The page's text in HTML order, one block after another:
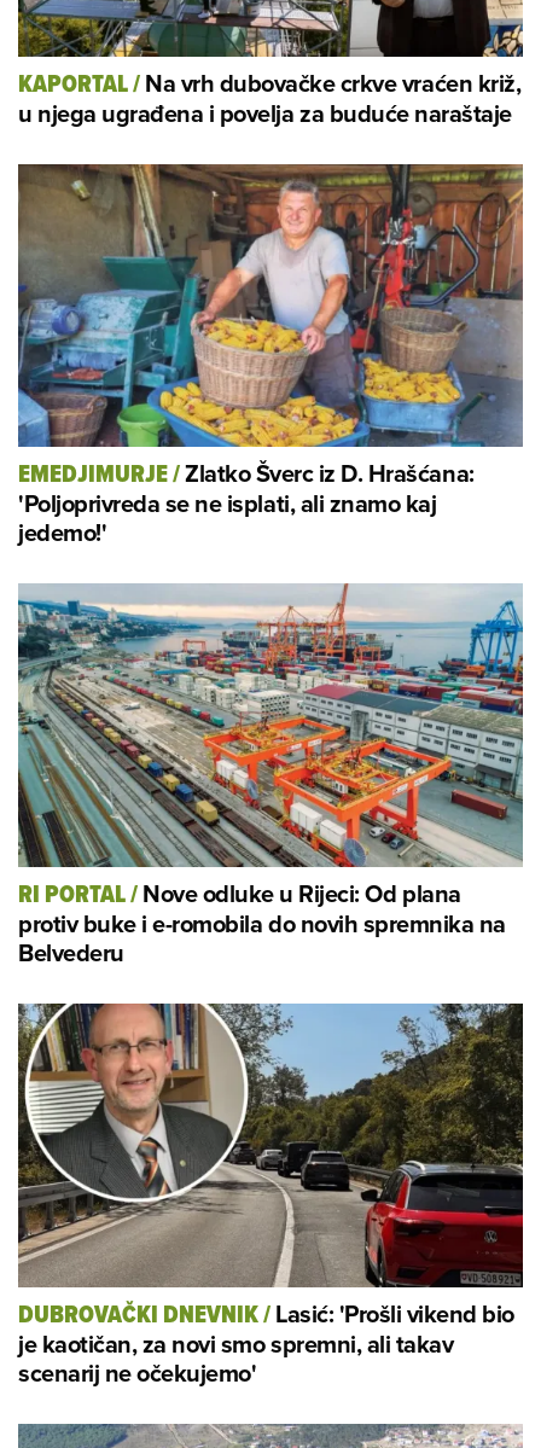
KAPORTAL/Na vrh dubovačke crkve vraćen križ,
u njega ugrađena i povelja za buduće naraštaje
EMEDJIMURJE/Zlatko Šverc iz D. Hrašćana:
'Poljoprivreda se ne isplati, ali znamo kaj
jedemo!'
RI PORTAL/Nove odluke u Rijeci: Od plana
protiv buke i e-romobila do novih spremnika na
Belvederu
DUBROVAČKI DNEVNIK/Lasić: 'Prošli vikend bio
je kaotičan, za novi smo spremni, ali takav
scenarij ne očekujemo'